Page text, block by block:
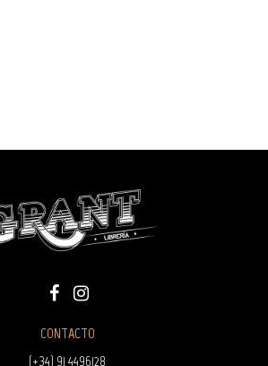
CONTACTO
(+34) 91 4496128